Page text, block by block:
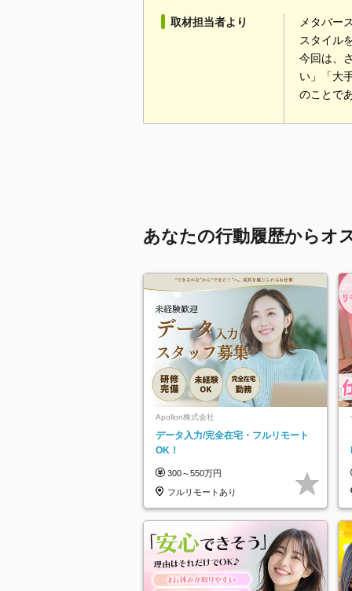
取材担当者より
メタバー
スタイル
今回は、
い」「大
のことで
あなたの行動履歴からオ
Apollon株式会社
データ入力/完全在宅・フルリモート
OK！
300～550万円
フルリモートあり